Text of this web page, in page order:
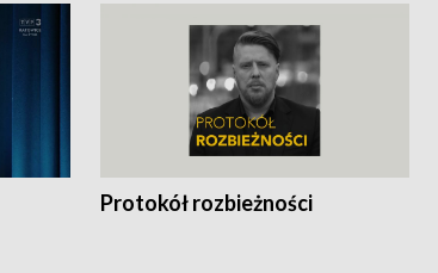
Protokół rozbieżności